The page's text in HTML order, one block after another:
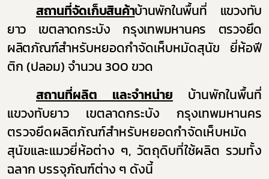
สถานที่จัดเก็บสินค้าบ้านพักในพื้นที่ แขวงทับ
ยาว เขตลาดกระบัง กรุงเทพมหานคร ตรวจยึด
ผลิตภัณฑ์สำหรับหยอดกำจัดเห็บหมัดสุนัข ยี่ห้อฟี
ติก (ปลอม) จำนวน 300 ขวด
สถานที่ผลิต
และจำหน่าย บ้านพักในพื้นที่
แขวงทับยาว เขตลาดกระบัง กรุงเทพมหานคร
ตรวจยึดผลิตภัณฑ์สำหรับหยอดกำจัดเห็บหมัด
สุนัขและแมวยี่ห้อต่าง ๆ, วัตถุดิบที่ใช้ผลิต รวมทั้ง
ฉลาก บรรจุภัณฑ์ต่าง ๆ ดังนี้